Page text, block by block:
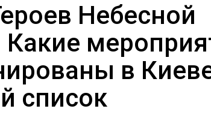
Небесной
Какие
в
список